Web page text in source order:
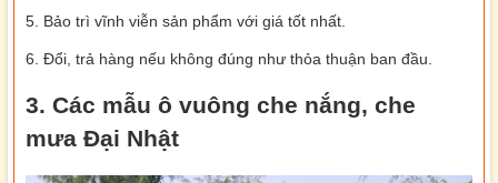
5. Bảo trì vĩnh viễn sản phẩm với giá tốt nhất.
6. Đổi, trả hàng nếu không đúng như thỏa thuận ban đầu.
3. Các mẫu ô vuông che nắng, che
mưa Đại Nhật